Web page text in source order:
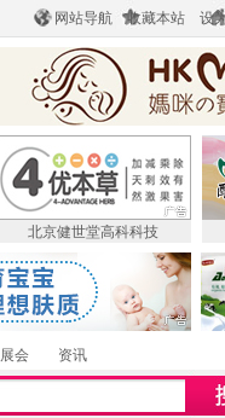
网站导航 收藏本站 设
北京健世堂高科科技
展会 资讯